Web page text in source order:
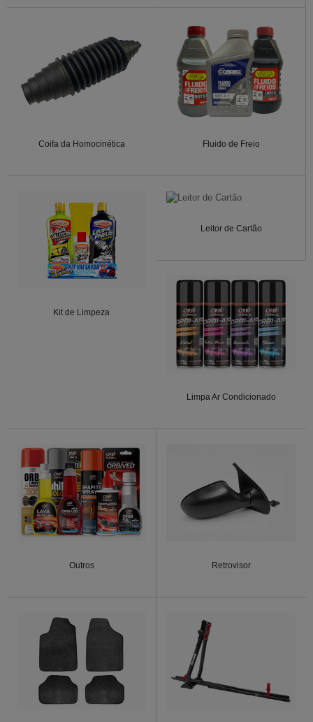
Coifa da Homocinética Fluido de Freio
Kit de Limpeza
Leitor de Cartão
Limpa Ar Condicionado
Outros Retrovisor